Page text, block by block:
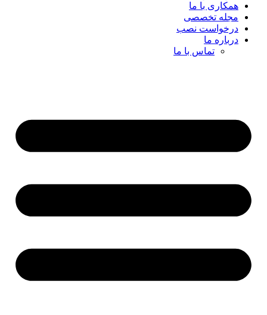
همکاری با ما
مجله تخصصی
درخواست نصب
درباره ما
تماس با ما